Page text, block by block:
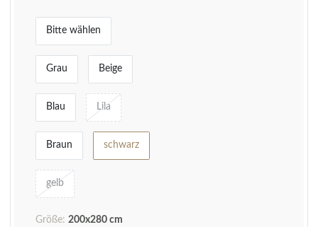
Bitte wählen
Grau Beige
Blau Lila
Braun schwarz
gelb
Größe: 200x280 cm